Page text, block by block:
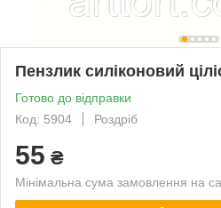
Пензлик силіконовий
Готово до відправки
Код: 5904
Роздріб
55 ₴
Мінімальна сума замовлення на